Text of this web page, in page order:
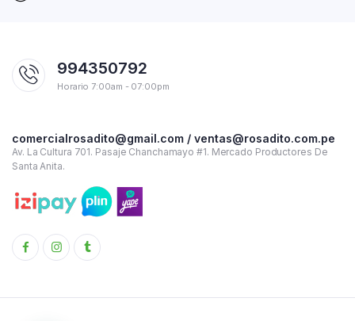
994350792
Horario 7:00am - 07:00pm
comercialrosadito@gmail.com / ventas@rosadito.com.pe
Av. La Cultura 701. Pasaje Chanchamayo #1. Mercado Productores De
Santa Anita.